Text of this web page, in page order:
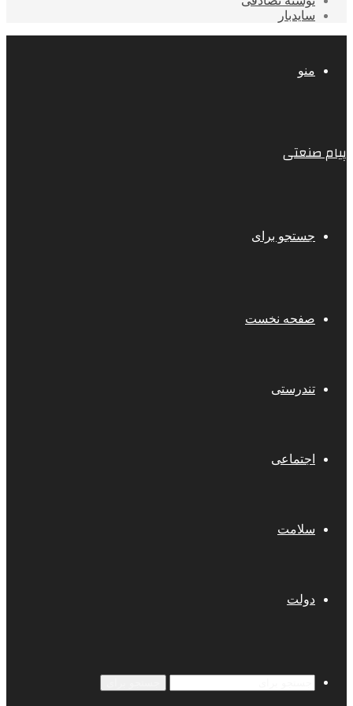
سایدبار
منو
پیام صنعتی
جستجو برای
صفحه نخست
تندرستی
اجتماعی
سلامت
دولت